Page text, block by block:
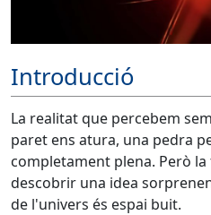
Introducció
La realitat que percebem
paret ens atura, una pedra
completament plena. Però
descobrir una idea
de l'univers és espai buit.